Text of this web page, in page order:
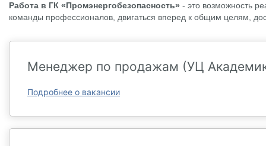
Работа в ГК «Промэнергобезопасность» - это возможность
команды профессионалов, двигаться вперед к общим целям,
Менеджер по продажам (УЦ
Подробнее о вакансии